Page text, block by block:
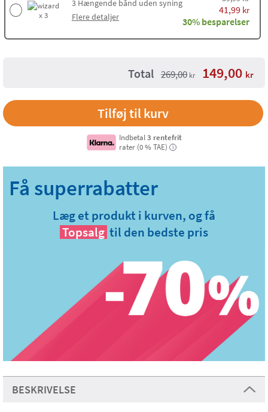
x 3
3Hængende bånd uden syning
Flere detaljer
41,99 kr
30% besparelser
Total 269,00 kr 149,00 kr
Tilføj til kurv
Indbetal3 rentefrit
rater (0 % TAE)
i
Læg et produkt i kurven, og få
Topsalg til den bedste pris
BESKRIVELSE